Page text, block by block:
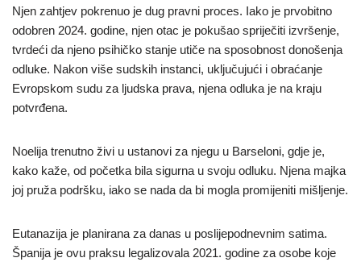
Njen zahtjev pokrenuo je dug pravni proces. Iako je prvobitno
odobren 2024. godine, njen otac je pokušao spriječiti izvršenje,
tvrdeći da njeno psihičko stanje utiče na sposobnost donošenja
odluke. Nakon više sudskih instanci, uključujući i obraćanje
Evropskom sudu za ljudska prava, njena odluka je na kraju
potvrđena.
Noelija trenutno živi u ustanovi za njegu u Barseloni, gdje je,
kako kaže, od početka bila sigurna u svoju odluku. Njena majka
joj pruža podršku, iako se nada da bi mogla promijeniti mišljenje.
Eutanazija je planirana za danas u poslijepodnevnim satima.
Španija je ovu praksu legalizovala 2021. godine za osobe koje